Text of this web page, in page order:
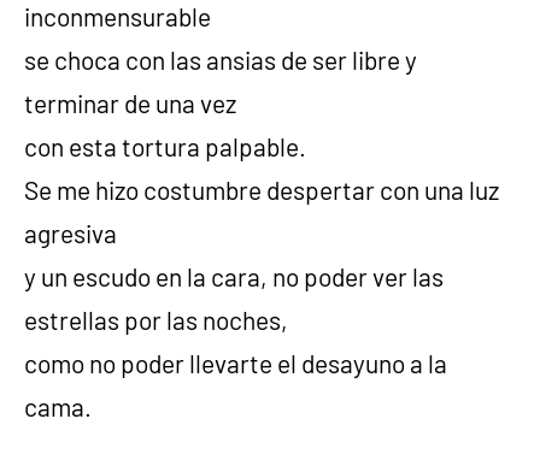
inconmensurable
se choca con las ansias de ser libre y
terminar de una vez
con esta tortura palpable.
Se me hizo costumbre despertar con una luz
agresiva
y un escudo en la cara, no poder ver las
estrellas por las noches,
como no poder llevarte el desayuno a la
cama.